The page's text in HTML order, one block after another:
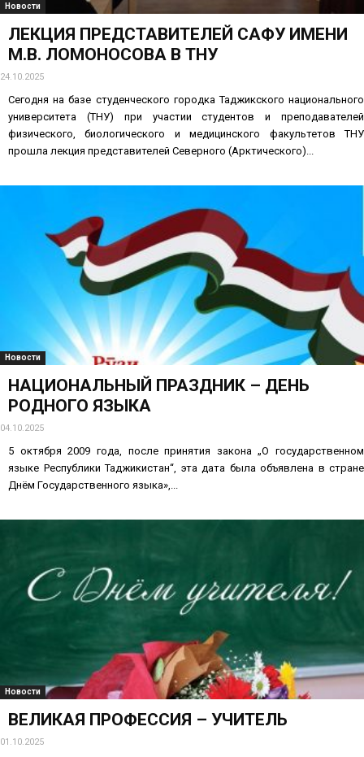
Новости
ЛЕКЦИЯ ПРЕДСТАВИТЕЛЕЙ САФУ ИМЕНИ
М.В. ЛОМОНОСОВА В ТНУ
24.10.2025
Сегодня на базе студенческого городка Таджикского национального
университета (ТНУ) при участии студентов и преподавателей
физического, биологического и медицинского факультетов ТНУ
прошла лекция представителей Северного (Арктического)...
Новости
НАЦИОНАЛЬНЫЙ ПРАЗДНИК – ДЕНЬ
РОДНОГО ЯЗЫКА
04.10.2025
5 октября 2009 года, после принятия закона „О государственном
языке Республики Таджикистан“, эта дата была объявлена в стране
Днём Государственного языка»,...
Новости
ВЕЛИКАЯ ПРОФЕССИЯ – УЧИТЕЛЬ
01.10.2025